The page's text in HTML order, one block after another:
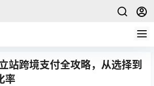
站跨境支付全攻略，从选择到
率